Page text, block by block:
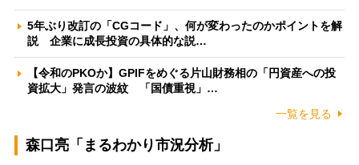
5年ぶり改訂の「CGコード」、何が変わったのかポイントを解
説 企業に成長投資の具体的な説…
【令和のPKOか】GPIFをめぐる片山財務相の「円資産への投
資拡大」発言の波紋 「国債重視」…
一覧を見る
森口亮「まるわかり市況分析」